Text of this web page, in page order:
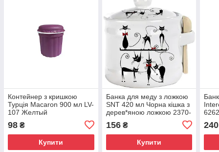
Контейнер з кришкою
Турція Macaron 900 мл LV-
107 Желтый
98 ₴
Купити
Банка для меду з ложкою
SNT 420 мл Чорна кішка з
дерев*яною ложкою 2370-
156₴
Купити
240